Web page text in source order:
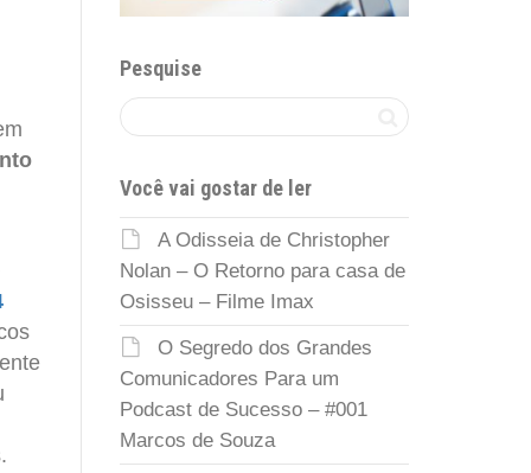
Pesquise
Você vai gostar de ler
A Odisseia de Christopher
Nolan – O Retorno para casa de
Osisseu – Filme Imax
O Segredo dos Grandes
Comunicadores Para um
Podcast de Sucesso – #001
Marcos de Souza